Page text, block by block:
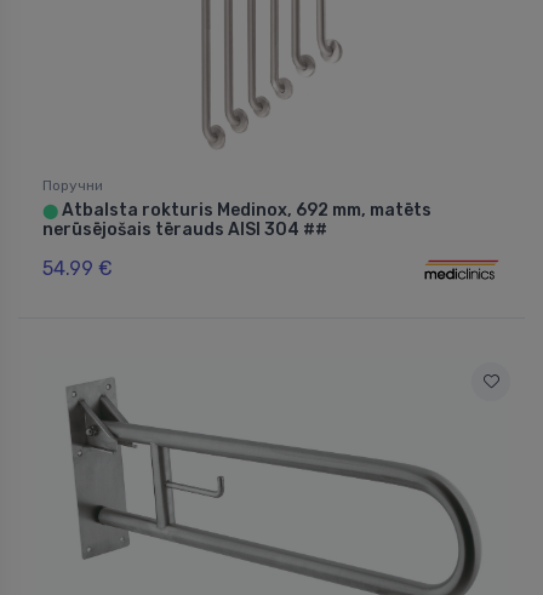
Поручни
⬤ Atbalsta rokturis Medinox, 692 mm, matēts
nerūsējošais tērauds AISI 304 ##
54.99 €